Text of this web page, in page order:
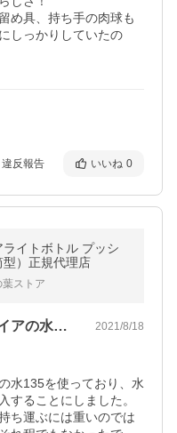
め具、持ち手の肉球も
しっかりしていたの
違反報告 いいね 0
イトボトル プッシ
型）正規代理店
葉ストア
蛇口とポット型浄水器で、ガイアの水13… 2021/8/18
水135を使っており、水
することにしました。
ち運ぶには重いのでは